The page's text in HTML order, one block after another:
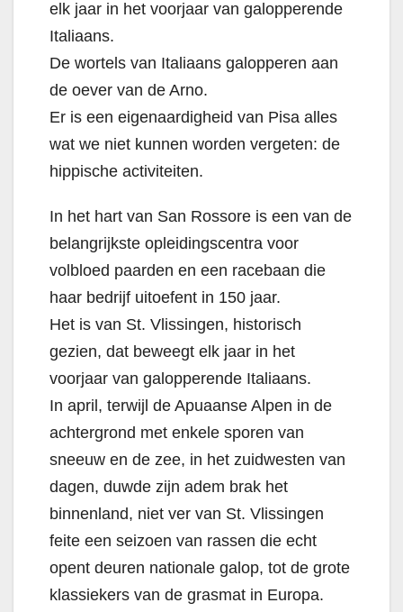
elk jaar in het voorjaar van galopperende
Italiaans.
De wortels van Italiaans galopperen aan
de oever van de Arno.
Er is een eigenaardigheid van Pisa alles
wat we niet kunnen worden vergeten: de
hippische activiteiten.
In het hart van San Rossore is een van de
belangrijkste opleidingscentra voor
volbloed paarden en een racebaan die
haar bedrijf uitoefent in 150 jaar.
Het is van St. Vlissingen, historisch
gezien, dat beweegt elk jaar in het
voorjaar van galopperende Italiaans.
In april, terwijl de Apuaanse Alpen in de
achtergrond met enkele sporen van
sneeuw en de zee, in het zuidwesten van
dagen, duwde zijn adem brak het
binnenland, niet ver van St. Vlissingen
feite een seizoen van rassen die echt
opent deuren nationale galop, tot de grote
klassiekers van de grasmat in Europa.